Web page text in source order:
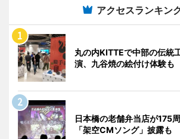
アクセスランキン
丸の内KITTEで中部の伝
演、九谷焼の絵付け体験も
日本橋の老舗弁当店が175
「架空CMソング」披露も